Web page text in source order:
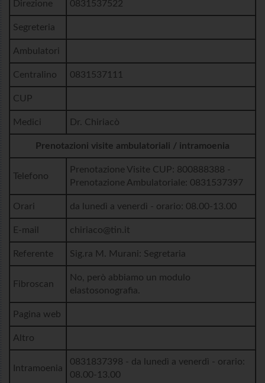
Direzione 0831537522
Segreteria
Ambulatori
Centralino 0831537111
CUP
Medici Dr. Chiriacò
Prenotazioni visite ambulatoriali / intramoenia
Telefono
Prenotazione Visite CUP: 800888388 -
Prenotazione Ambulatoriale: 0831537397
Orari da lunedì a venerdì - orario: 08.00-13.00
E-mail chiriaco@tin.it
Referente Sig.ra M. Murani: Segretaria
Fibroscan
No, però abbiamo un modulo
elastosonografia.
Pagina web
Altro
Intramoenia
0831837398 - da lunedì a venerdì - orario:
08.00-13.00